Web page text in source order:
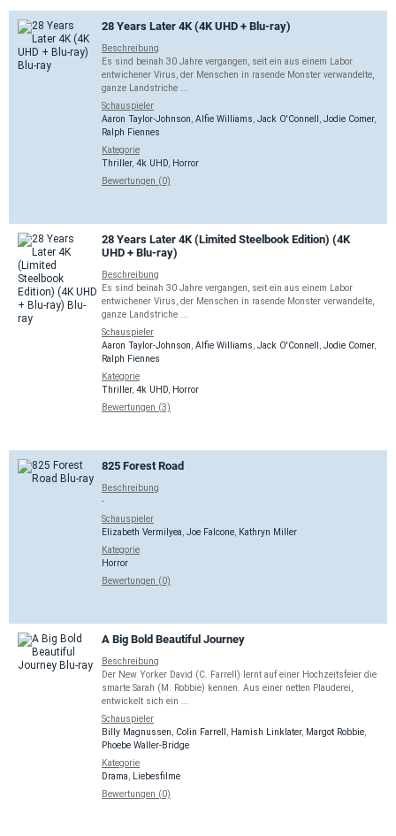
28 Years Later 4K (4K UHD + Blu-ray)
Beschreibung
Es sind beinah 30 Jahre vergangen, seit ein aus einem Labor
entwichener Virus, der Menschen in rasende Monster verwandelte,
ganze Landstriche ...
Schauspieler
Aaron Taylor-Johnson Alfie Williams Jack O'Connell Jodie Comer,
Ralph Fiennes
Kategorie
Thriller, 4k UHD
Horror
Bewertungen (0)
28 Years Later 4K (Limited Steelbook Edition) (4K
UHD + Blu-ray)
Beschreibung
Es sind beinah 30 Jahre vergangen, seit ein aus einem Labor
entwichener Virus, der Menschen in rasende Monster verwandelte,
ganze Landstriche ...
Schauspieler
Aaron Taylor-Johnson Alfie Williams Jack O'Connell Jodie Comer,
Ralph Fiennes
Kategorie
Thriller, 4k UHD
Horror
Bewertungen (3)
825 Forest Road
Beschreibung
-
Schauspieler
Elizabeth Vermilyea Joe Falcone
Kathryn Miller
Kategorie
Horror
Bewertungen (0)
A Big Bold Beautiful Journey
Beschreibung
Der New Yorker David (C. Farrell) lernt auf einer Hochzeitsfeier die
smarte Sarah (M. Robbie) kennen. Aus einer netten Plauderei,
entwickelt sich ein ...
Schauspieler
Billy Magnussen
Colin Farrell Hamish Linklater, Margot Robbie
Phoebe Waller-Bridge
Kategorie
Drama
Liebesfilme
Bewertungen (0)